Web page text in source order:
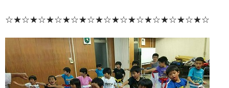
☆★☆★☆★☆★☆★☆★☆★☆★☆★☆★☆★☆★☆